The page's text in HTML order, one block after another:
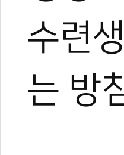
수련
는 방